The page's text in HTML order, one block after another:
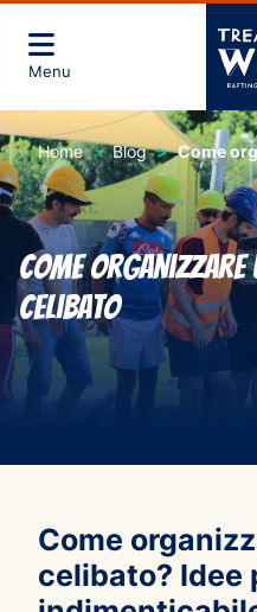
Menu
Home Blog Come
Come organizzare
celibato
Come
celibato? Idee